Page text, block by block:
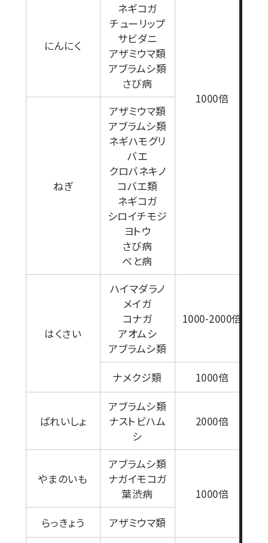
1000倍
にんにく
ネギコガ
チューリップ
サビダニ
アザミウマ類
アブラムシ類
さび病
ねぎ
アザミウマ類
アブラムシ類
ネギハモグリ
バエ
クロバネキノ
コバエ類
ネギコガ
シロイチモジ
ヨトウ
さび病
べと病
はくさい
ハイマダラノ
メイガ
コナガ
アオムシ
アブラムシ類
1000-2000倍
ナメクジ類 1000倍
ばれいしょ
アブラムシ類
ナストビハム
シ
2000倍
やまのいも
アブラムシ類
ナガイモコガ
葉渋病
1000倍
らっきょう
アザミウマ類